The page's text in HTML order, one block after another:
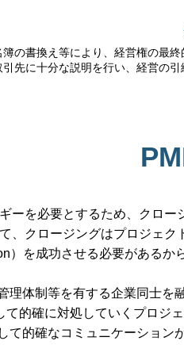
の書換え等により、経営権の最終
先に十分な説明を行い、経営の
ーを必要とするため、クロ
、クロージングはプロジェ
）を成功させる必要があるか
理体制等を有する企業同士を
て的確に対処していくプロジ
て的確なコミュニケーション